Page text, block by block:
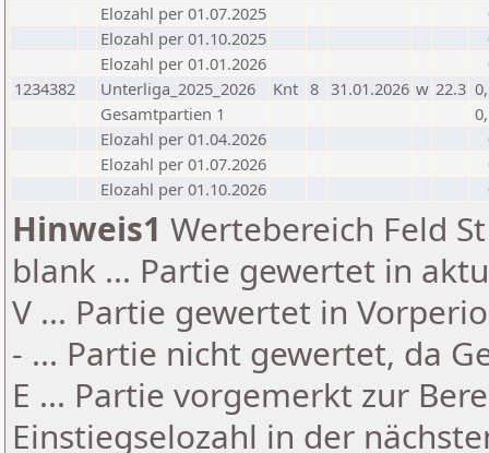
Elozahl per 01.07.2025
Elozahl per 01.10.2025
Elozahl per 01.01.2026
1234382
Unterliga_2025_2026 Knt 8 31.01.2026 w 22.3
Gesamtpartien 1
Elozahl per 01.04.2026
Elozahl per 01.07.2026
Elozahl per 01.10.2026
Hinweis1 Wertebereich Feld
blank ... Partie gewertet in
V ... Partie gewertet in
- ... Partie nicht gewertet, da
E ... Partie vorgemerkt zur
Einstiegselozahl in der